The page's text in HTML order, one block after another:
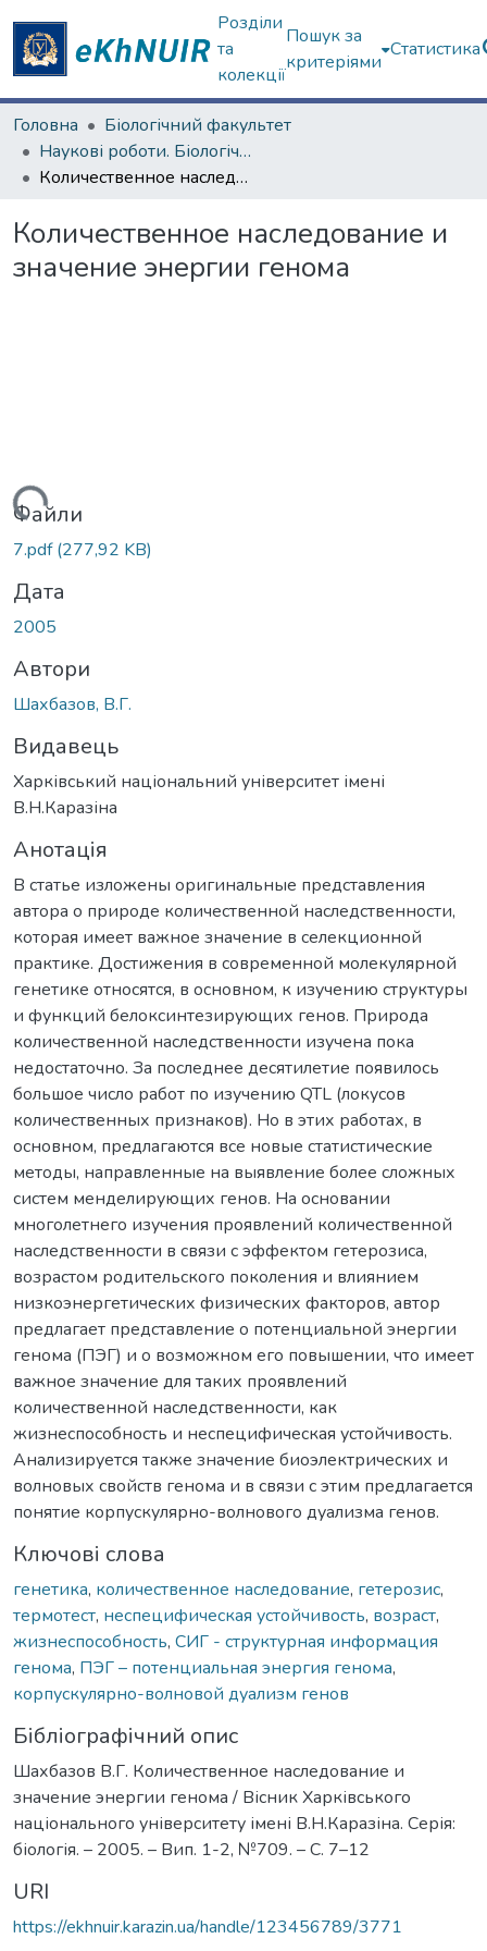
Розділи
та
колекції
Пошук за
критеріями
Статистика
Головна
Біологічний факультет
Наукові роботи. Біологічний факультет
Количественное наследование и значение энергии генома
Количественное наследование и
значение энергии генома
Файли
7.pdf(277,92 KB)
Дата
2005
Автори
Шахбазов, В.Г.
Видавець
Харківський національний університет імені
В.Н.Каразіна
Анотація
В статье изложены оригинальные представления
автора о природе количественной наследственности,
которая имеет важное значение в селекционной
практике. Достижения в современной молекулярной
генетике относятся, в основном, к изучению структуры
и функций белоксинтезирующих генов. Природа
количественной наследственности изучена пока
недостаточно. За последнее десятилетие появилось
большое число работ по изучению QTL (локусов
количественных признаков). Но в этих работах, в
основном, предлагаются все новые статистические
методы, направленные на выявление более сложных
систем менделирующих генов. На основании
многолетнего изучения проявлений количественной
наследственности в связи с эффектом гетерозиса,
возрастом родительского поколения и влиянием
низкоэнергетических физических факторов, автор
предлагает представление о потенциальной энергии
генома (ПЭГ) и о возможном его повышении, что имеет
важное значение для таких проявлений
количественной наследственности, как
жизнеспособность и неспецифическая устойчивость.
Анализируется также значение биоэлектрических и
волновых свойств генома и в связи с этим предлагается
понятие корпускулярно-волнового дуализма генов.
Ключові слова
генетика, количественное наследование, гетерозис,
термотест, неспецифическая устойчивость, возраст,
жизнеспособность, СИГ - структурная информация
генома, ПЭГ – потенциальная энергия генома,
корпускулярно-волновой дуализм генов
Бібліографічний опис
Шахбазов В.Г. Количественное наследование и
значение энергии генома / Вісник Харківського
національного університету імені В.Н.Каразіна. Серія:
біологія. – 2005. – Вип. 1-2, №709. – С. 7–12
URI
https://ekhnuir.karazin.ua/handle/123456789/3771